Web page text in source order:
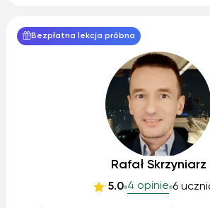
Bezpłatna lekcja próbna
Rafał Skrzyniarz
5.0 4 opinie 6